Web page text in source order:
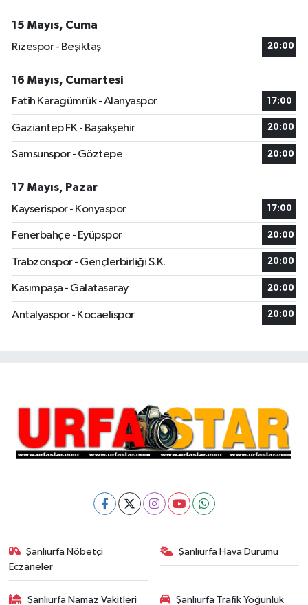
15 Mayıs, Cuma
Rizespor - Beşiktaş
20:00
16 Mayıs, Cumartesi
Fatih Karagümrük - Alanyaspor
17:00
Gaziantep FK - Başakşehir 20:00
Samsunspor - Göztepe 20:00
17 Mayıs, Pazar
Kayserispor - Konyaspor
17:00
Fenerbahçe - Eyüpspor 20:00
Trabzonspor - Gençlerbirliği S.K. 20:00
Kasımpaşa - Galatasaray 20:00
Antalyaspor - Kocaelispor 20:00
Şanlıurfa Nöbetçi
Eczaneler
Şanlıurfa Hava Durumu
Şanlıurfa Namaz Vakitleri Şanlıurfa Trafik Yoğunluk